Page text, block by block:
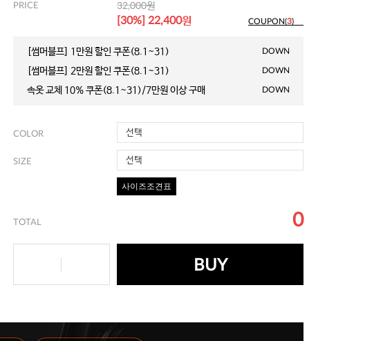
PRICE 32,000원
[30%] 22,400원 COUPON(3)
[썸머블프] 1만원 할인 쿠폰(8.1~31) DOWN
[썸머블프] 2만원 할인 쿠폰(8.1~31) DOWN
속옷 교체 10% 쿠폰(8.1~31)/7만원 이상 구매 DOWN
COLOR 선택
SIZE 선택
사이즈조견표
TOTAL 0
BUY